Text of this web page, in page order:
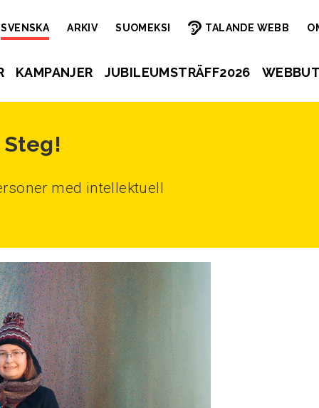
SVENSKA ARKIV SUOMEKSI TALANDE WEBB
KAMPANJER JUBILEUMSTRÄFF2026
med intellektuell